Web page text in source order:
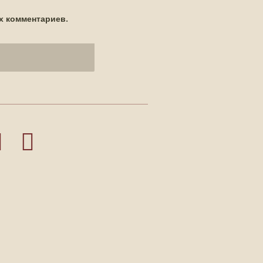
комментариев.